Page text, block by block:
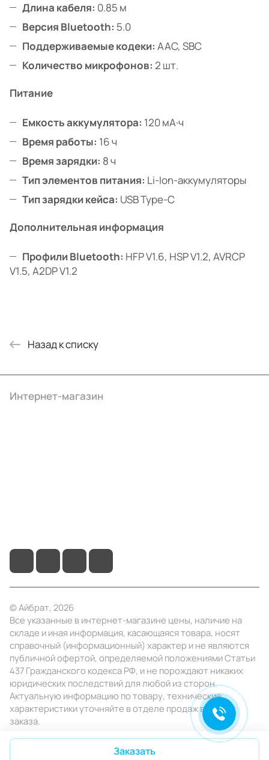
Заказать
Длина кабеля: 0.85 м
Версия Bluetooth: 5.0
Поддерживаемые кодеки: AAC, SBC
Количество микрофонов: 2 шт.
Питание
Емкость аккумулятора: 120 мА·ч
Время работы: 16 ч
Время зарядки: 8 ч
Тип элементов питания: Li-Ion-аккумуляторы
Тип зарядки кейса: USB Type-C
Дополнительная информация
Профили Bluetooth: HFP V1.6, HSP V1.2, AVRCP
V1.5, A2DP V1.2
Назад к списку
Интернет-магазин
© Айбрат, 2026
Все указанные в интернет-магазине цены, наличие на
складе и иная информация, касающаяся товара, носят
справочный (информационный) характер и не являются
публичной офертой, определяемой положениями Статьи
437 Гражданского кодекса РФ, и не порождают никаких
юридических последствий для любой из сторон.
Актуальную информацию по товару, технические
характеристики уточняйте в отделе продаж в день
заказа.
Конфиденциальность